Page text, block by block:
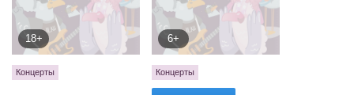
18+
Концерты
6+
Концерты